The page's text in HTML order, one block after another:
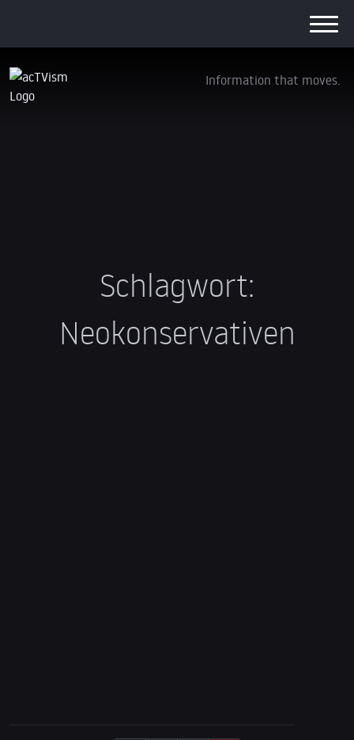
Information that moves.
Schlagwort:
Neokonservativen